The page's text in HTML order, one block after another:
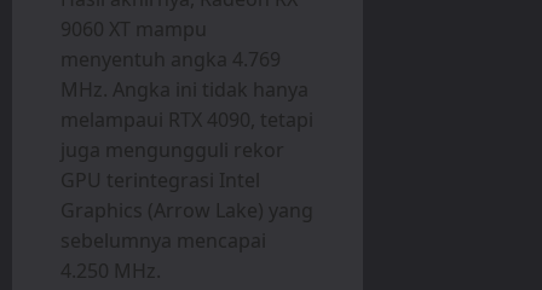
9060 XT mampu
menyentuh angka 4.769
MHz. Angka ini tidak hanya
melampaui RTX 4090, tetapi
juga mengungguli rekor
GPU terintegrasi Intel
Graphics (Arrow Lake) yang
sebelumnya mencapai
4.250 MHz.